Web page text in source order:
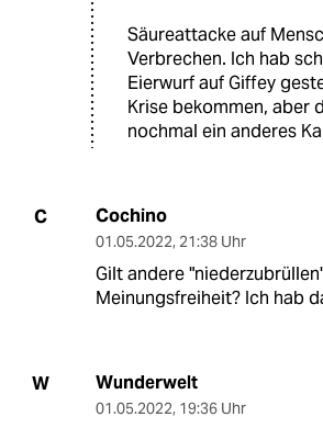
Säureattacke auf
Verbrechen. Ich hab
Eierwurf auf Giffey
Krise bekommen, aber
nochmal ein anderes
C Cochino
01.05.2022, 21:38 Uhr
Gilt andere
Meinungsfreiheit? Ich hab
W Wunderwelt
01.05.2022, 19:36 Uhr